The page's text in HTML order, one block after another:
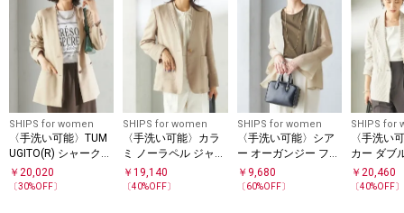
SHIPS for women
〈手洗い可能〉TUM
UGITO(R) シャーク
ツイード カラーレス
ジャケット
￥ 20,020
〔30%OFF〕
SHIPS for women
〈手洗い可能〉カラ
ミ ノーラペル ジャケ
ット
￥19,140
〔40%OFF〕
SHIPS for women
〈手洗い可能〉シア
ー オーガンジー フレ
ア スリーブ ジャケッ
ト
￥ 9,680
〔60%OFF〕
SHIPS for
〈手洗い
カー ダブ
ジャケッ
￥ 20,460
〔40%OFF〕